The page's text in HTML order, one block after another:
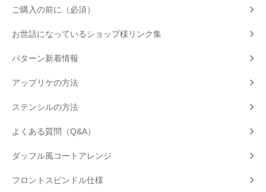
ご購入の前に（必須）
お世話になっているショップ様リンク集
パターン新着情報
アップリケの方法
ステンシルの方法
よくある質問（Q&A）
ダッフル風コートアレンジ
フロントスピンドル仕様